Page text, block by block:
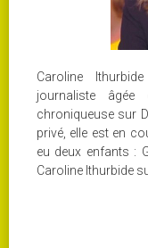
Caroline
journaliste
chroniqueuse sur
privé, elle est en
eu deux enfants :
Caroline Ithurbide